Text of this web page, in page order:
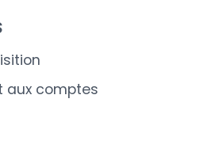
aux comptes